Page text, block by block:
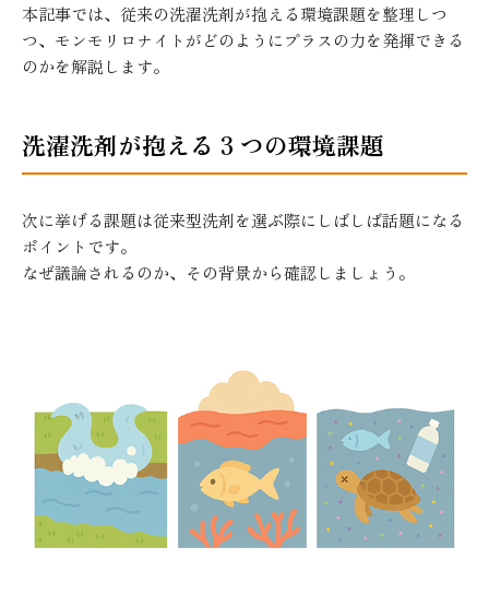
本記事では、従来の洗濯洗剤が抱える環境課題を整理しつ
つ、モンモリロナイトがどのようにプラスの力を発揮できる
のかを解説します。
洗濯洗剤が抱える 3 つの環境課題
次に挙げる課題は従来型洗剤を選ぶ際にしばしば話題になる
ポイントです。
なぜ議論されるのか、その背景から確認しましょう。